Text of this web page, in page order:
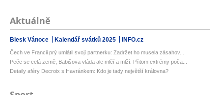
Aktuálně
Blesk Vánoce Kalendář svátků 2025 INFO.cz
Čech ve Francii prý umlátil svojí partnerku: Zadržet ho musela zásahov...
Peče se celá země, Babišova vláda ale mlčí a mlží. Přitom extrémy poča...
Detaily aféry Decroix s Havránkem: Kdo je tady největší královna?